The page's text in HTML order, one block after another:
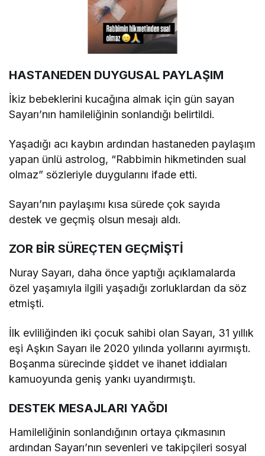
HASTANEDEN DUYGUSAL PAYLAŞIM
İkiz bebeklerini kucağına almak için gün sayan
Sayarı’nın hamileliğinin sonlandığı belirtildi.
Yaşadığı acı kaybın ardından hastaneden paylaşım
yapan ünlü astrolog, “Rabbimin hikmetinden sual
olmaz” sözleriyle duygularını ifade etti.
Sayarı’nın paylaşımı kısa sürede çok sayıda
destek ve geçmiş olsun mesajı aldı.
ZOR BİR SÜREÇTEN GEÇMİŞTİ
Nuray Sayarı, daha önce yaptığı açıklamalarda
özel yaşamıyla ilgili yaşadığı zorluklardan da söz
etmişti.
İlk evliliğinden iki çocuk sahibi olan Sayarı, 31 yıllık
eşi Aşkın Sayarı ile 2020 yılında yollarını ayırmıştı.
Boşanma sürecinde şiddet ve ihanet iddiaları
kamuoyunda geniş yankı uyandırmıştı.
DESTEK MESAJLARI YAĞDI
Hamileliğinin sonlandığının ortaya çıkmasının
ardından Sayarı’nın sevenleri ve takipçileri sosyal